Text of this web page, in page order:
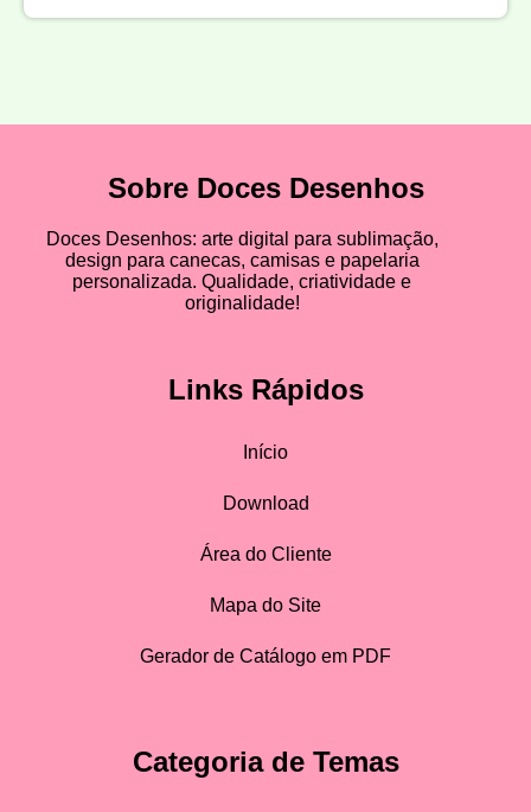
Sobre Doces Desenhos
Doces Desenhos: arte digital para sublimação,
design para canecas, camisas e papelaria
personalizada. Qualidade, criatividade e
originalidade!
Links Rápidos
Início
Download
Área do Cliente
Mapa do Site
Gerador de Catálogo em PDF
Categoria de Temas